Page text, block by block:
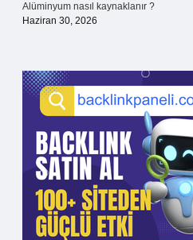
Alüminyum nasıl kaynaklanır ?
Haziran 30, 2026